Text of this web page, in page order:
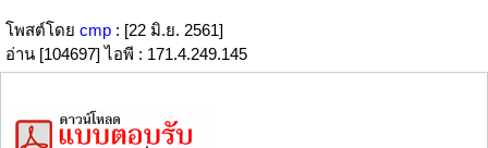
โพสต์โดย cmp : [22 มิ.ย. 2561]
อ่าน [104697] ไอพี : 171.4.249.145